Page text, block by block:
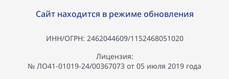
Сайт находится в режиме обновления
ИНН/ОГРН: 2462044609/1152468051020
Лицензия:
№ ЛО41-01019-24/00367073 от 05 июля 2019 года